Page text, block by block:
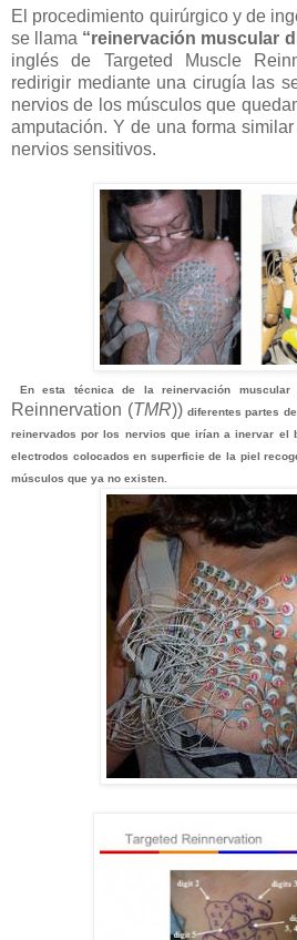
El procedimiento quirúrgico y de
se llama “reinervación muscular
inglés de Targeted Muscle
redirigir mediante una cirugía las
nervios de los músculos que
amputación. Y de una forma
nervios sensitivos.
En esta técnica de la reinervación muscular
Reinnervation (TMR))diferentes partes
reinervados por los nervios que irían a inervar el
electrodos colocados en superficie de la piel
músculos que ya no existen.